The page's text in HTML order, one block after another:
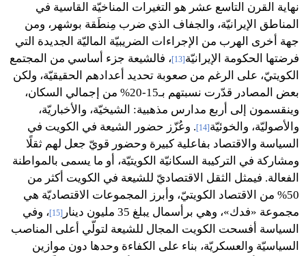
نهاية القرن التاسع عشر هو التغيرات المناخيّة القاسية في
المناطق الإيرانيّة، والجفاف الذي ضرب مِنطَقة بوشهر، ومن
جهة أخرى الهرب من الإجراءات الضريبيّة الماليّة الجديدة التي
فرضتها الحكومة الإيرانيّة [13]
، فالشيعة جزء أساسي من المجتمع
الكويتيّ، على الرغم من صعوبة تحديد أعدادهم الحقيقيّة، ولكن
بعض المصادر قدّرت نسبتهم بـ15-20% من إجمالي السكان،
وينقسمون إلى أربع مدارس مذهبية: الشيخيّة، والأخباريّة،
والأصوليّة، والخوئيّة [14]
. وعُزّز حضور الشيعة في الكويت في
السياسة والاقتصاد بفاعلية كبيرة وحضور قويّ جعل لهم ثقلًا
ومشاركة في التركيبة السكانيّة الكويتيّة، أو ما يسمى بالمواطنة
الفعالة. فيمثل الثقل الاقتصاديّ للشيعة في الكويت أكثر من
50% من الاقتصاد الكويتيّ، وأبرز المجموعات الاقتصاديّة هي
مجموعة «فدك»، وهي برأسمال يبلغ 35 مليون دينار
[15]
، وفي
السياسة أفسحت الكويت المجال للشيعة لتولّي أعلى المناصب
السياسيّة والعسكريّة، بناء على الكفاءة وحدها دون موازين